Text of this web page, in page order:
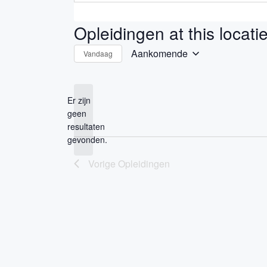
Opleidingen at this
Bericht
Er zijn
geen
resultaten
gevonden.
Vandaag Aankomende
Vorige Opleidingen